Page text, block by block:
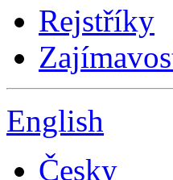
Rejstříky
English
Česky